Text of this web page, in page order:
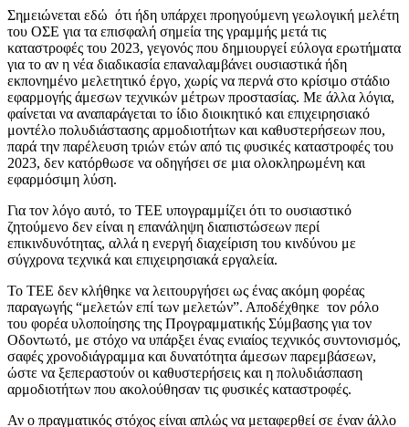
Σημειώνεται εδώ ότι ήδη υπάρχει προηγούμενη γεωλογική μελέτη
του ΟΣΕ για τα επισφαλή σημεία της γραμμής μετά τις
καταστροφές του 2023, γεγονός που δημιουργεί εύλογα ερωτήματα
για το αν η νέα διαδικασία επαναλαμβάνει ουσιαστικά ήδη
εκπονημένο μελετητικό έργο, χωρίς να περνά στο κρίσιμο στάδιο
εφαρμογής άμεσων τεχνικών μέτρων προστασίας. Με άλλα λόγια,
φαίνεται να αναπαράγεται το ίδιο διοικητικό και επιχειρησιακό
μοντέλο πολυδιάστασης αρμοδιοτήτων και καθυστερήσεων που,
παρά την παρέλευση τριών ετών από τις φυσικές καταστροφές του
2023, δεν κατόρθωσε να οδηγήσει σε μια ολοκληρωμένη και
εφαρμόσιμη λύση.
Για τον λόγο αυτό, το ΤΕΕ υπογραμμίζει ότι το ουσιαστικό
ζητούμενο δεν είναι η επανάληψη διαπιστώσεων περί
επικινδυνότητας, αλλά η ενεργή διαχείριση του κινδύνου με
σύγχρονα τεχνικά και επιχειρησιακά εργαλεία.
Το ΤΕΕ δεν κλήθηκε να λειτουργήσει ως ένας ακόμη φορέας
παραγωγής “μελετών επί των μελετών”. Αποδέχθηκε τον ρόλο
του φορέα υλοποίησης της Προγραμματικής Σύμβασης για τον
Οδοντωτό, με στόχο να υπάρξει ένας ενιαίος τεχνικός συντονισμός,
σαφές χρονοδιάγραμμα και δυνατότητα άμεσων παρεμβάσεων,
ώστε να ξεπεραστούν οι καθυστερήσεις και η πολυδιάσπαση
αρμοδιοτήτων που ακολούθησαν τις φυσικές καταστροφές.
Αν ο πραγματικός στόχος είναι απλώς να μεταφερθεί σε έναν άλλο